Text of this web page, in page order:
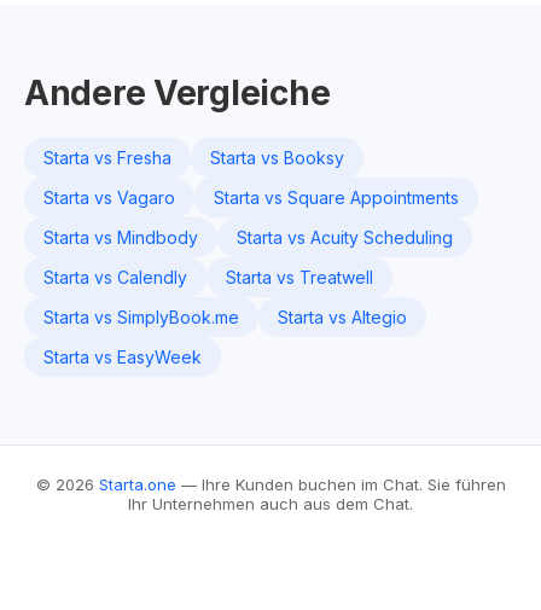
Andere Vergleiche
Starta vs Fresha
Starta vs Booksy
Starta vs Vagaro
Starta vs Square Appointments
Starta vs Mindbody
Starta vs Acuity Scheduling
Starta vs Calendly
Starta vs Treatwell
Starta vs SimplyBook.me
Starta vs Altegio
Starta vs EasyWeek
© 2026 Starta.one — Ihre Kunden buchen im Chat. Sie führen
Ihr Unternehmen auch aus dem Chat.